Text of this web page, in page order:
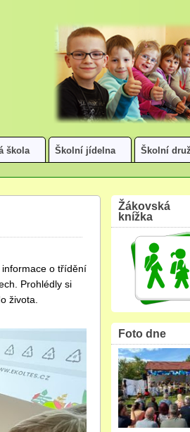
škola Školní jídelna Školní
o třídění
Prohlédly si
života.
Žákovská
knížka
Foto dne